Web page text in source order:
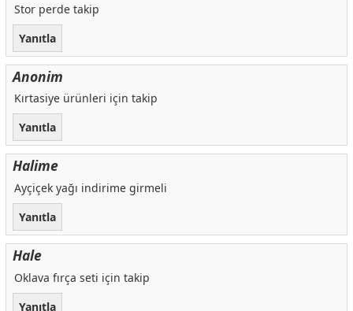
Stor perde takip
Yanıtla
Anonim
Kırtasiye ürünleri için takip
Yanıtla
Halime
Ayçiçek yağı indirime girmeli
Yanıtla
Hale
Oklava fırça seti için takip
Yanıtla